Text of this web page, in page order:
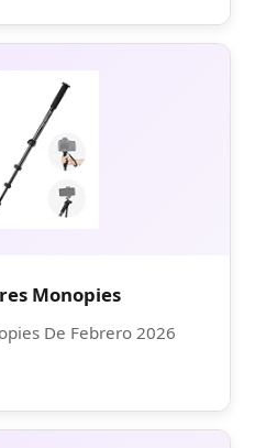
Monopies
De Febrero 2026